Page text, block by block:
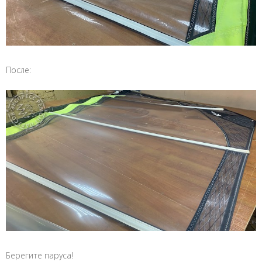
После:
Берегите паруса!